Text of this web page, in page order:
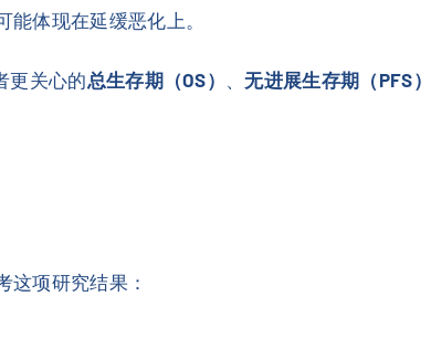
体现在延缓恶化上。
更关心的总生存期（OS） 、无进展生存期（PFS）
这项研究结果：